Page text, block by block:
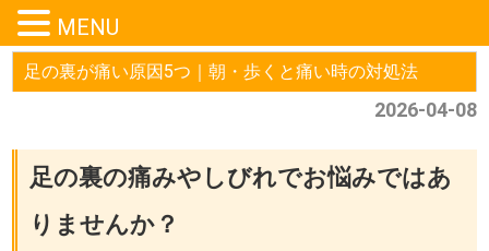
足の裏が痛い原因5つ｜朝・歩くと痛い時の対処法
2026-04-08
足の裏の痛みやしびれでお悩みではあ
りませんか？
MENU